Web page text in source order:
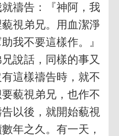
禱告：『神阿，我
視弟兄。用血潔淨
我不要這樣作。』
說話，同樣的事又
這樣禱告時，就不
藐視弟兄，也作不
以後，就開始藐視
年之久。有一天，